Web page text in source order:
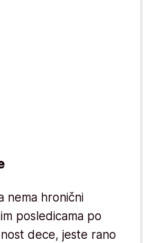
nema hronični
posledicama po
dece, jeste rano